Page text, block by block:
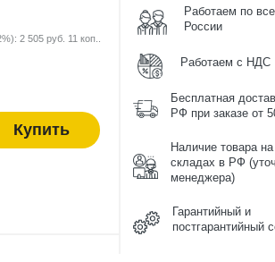
2 505 руб. 11 коп..
Купить
Работаем по
России
Работаем с НДС
Бесплатная
РФ при заказе от
Наличие товара на
складах в РФ
менеджера)
Гарантийный и
постгарантийный